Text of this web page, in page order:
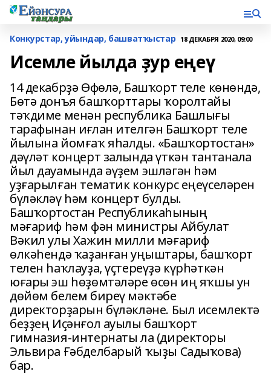
Конкурстар, уйындар, башватҡыстар 18 ДЕКАБРЯ 2020, 09:00
Исемле йылда ҙур еңеү
14 декабрҙә Өфөлә, Башҡорт теле көнөндә,
Бөтә донъя башҡорттары ҡоролтайы
тәҡдиме менән республика Башлығы
тарафынан иғлан ителгән Башҡорт теле
йылына йомғаҡ яһалды. «Башҡортостан»
дәүләт концерт залында үткән тантанала
йыл дауамында әүҙем эшләгән һәм
уҙғарылған тематик конкурс еңеүселәрен
бүләкләү һәм концерт булды.
Башҡортостан Республикаһының
мәғариф һәм фән министры Айбулат
Вәкил улы Хажин милли мәғариф
өлкәһендә ҡаҙанған уңыштары, башҡорт
телен һаҡлауҙа, үҫтереүҙә күрһәткән
юғары эш һөҙөмтәләре өсөн иң яҡшы ун
дөйөм белем биреү мәктәбе
директорҙарын бүләкләне. Был исемлектә
беҙҙең Иҫәнғол ауылы башҡорт
гимназия-интернаты ла (директоры
Эльвира Ғәбделбарый ҡыҙы Садыҡова)
бар.